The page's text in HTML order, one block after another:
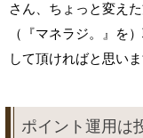
さん、ちょっと変え
（『マネラジ。』を
して頂ければと思いま
ポイント運用は